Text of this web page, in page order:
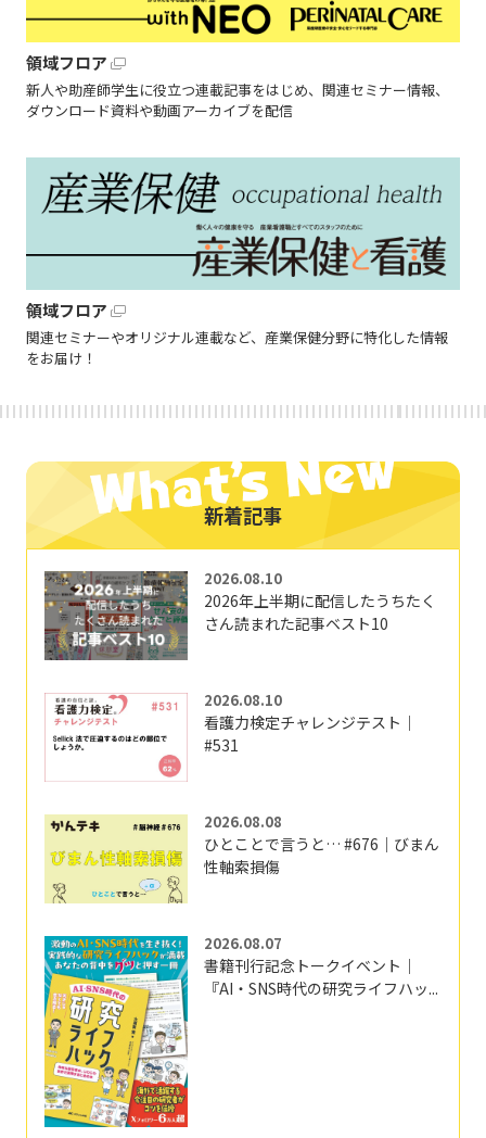
領域フロア
新人や助産師学生に役立つ連載記事をはじめ、関連セミナー情報、
ダウンロード資料や動画アーカイブを配信
領域フロア
関連セミナーやオリジナル連載など、産業保健分野に特化した情報
をお届け！
新着記事
2026.08.10
2026年上半期に配信したうちたく
さん読まれた記事ベスト10
2026.08.10
看護力検定チャレンジテスト｜
#531
2026.08.08
ひとことで言うと… #676｜びまん
性軸索損傷
2026.08.07
書籍刊行記念トークイベント｜
『AI・SNS時代の研究ライフハッ...